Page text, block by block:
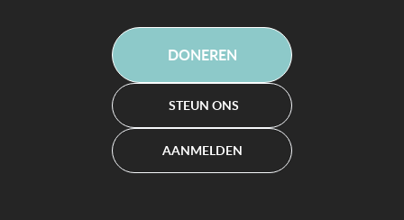
DONEREN
STEUN ONS
AANMELDEN